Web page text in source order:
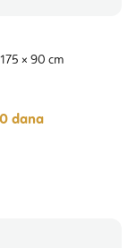
× 90 cm
dana